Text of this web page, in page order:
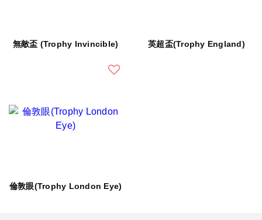
無敵盃 (Trophy Invincible) 英超盃(Trophy England)
倫敦眼(Trophy London Eye)